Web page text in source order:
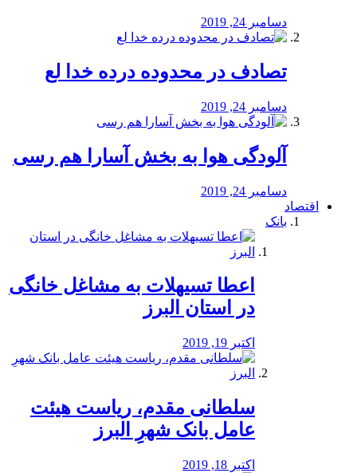
دسامبر 24, 2019
تصادف در محدوده درده خدا لع
دسامبر 24, 2019
آلودگی هوا به بخش آسارا هم رسی
دسامبر 24, 2019
اقتصاد
بانک
️اعطا تسیهلات به مشاغل خانگی
در استان البرز
اکتبر 19, 2019
سلطانی مقدم، ریاست هیئت
عامل بانک شهرِ البرز
اکتبر 18, 2019